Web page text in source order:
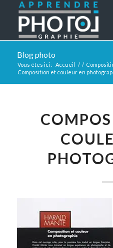
Blog photo
Vous êtes ici : Accueil / /
Composition et couleur en